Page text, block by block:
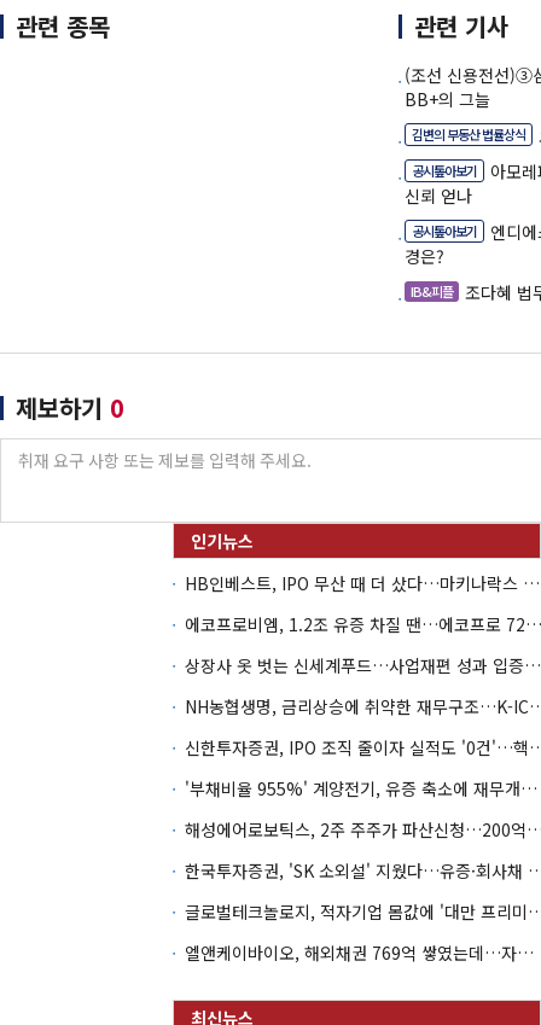
관련 종목 관련 기사
(조선 신용전선)③
BB+의 그늘
김변의 부동산 법률상식
공시톺아보기
아모
신뢰 얻나
공시톺아보기
엔디
경은?
IB&피플 조다혜 법
제보하기 0
HB인베스트, IPO 무산 때 더 샀다…마키나락스 투자 2.7배 회수
에코프로비엠, 1.2조 유증 차질 땐…에코프로 7270억 '독박'
상장사 옷 벗는 신세계푸드…사업재편 성과 입증할까
NH농협생명, 금리상승에 취
신한투자증권, IPO 조직 줄
'부채비율 955%' 계양전기, 유증 축소에 재무개선 효과 '뚝'
해성에어로보틱스, 2주 주주가 파산
한국투자증권, 'SK 소외설' 지웠
글로벌테크놀로지, 적자기업 몸값
엘앤케이바이오, 해외채권 769억 쌓였는데…자회사 4곳 자본잠식